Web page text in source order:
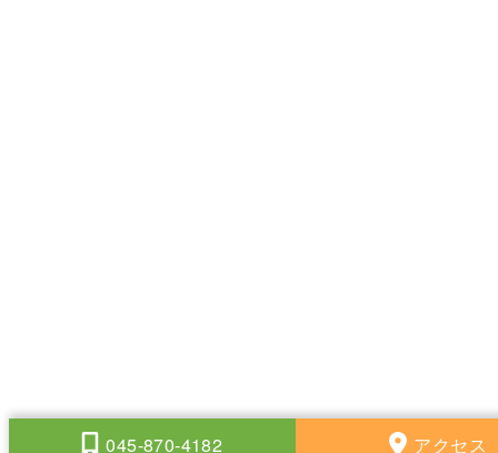
045-870-4182 アクセス